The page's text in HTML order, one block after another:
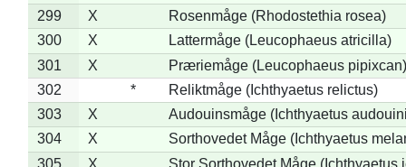
299
X
Rosenmåge (Rhodostethia rosea)
300
X
Lattermåge (Leucophaeus atricilla)
301
X
Præriemåge (Leucophaeus pipixcan)
302
*
Reliktmåge (Ichthyaetus relictus)
303
X
Audouinsmåge (Ichthyaetus
304
X
Sorthovedet Måge (Ichthyaetus
305
X
Stor Sorthovedet Måge (Ichthyaetus